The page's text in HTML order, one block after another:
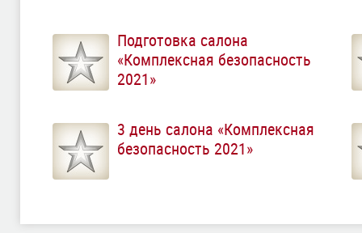
Подготовка салона
«Комплексная безопасность
2021»
3 день салона «Комплексная
безопасность 2021»